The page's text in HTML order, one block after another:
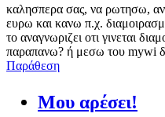
καλησπερα σας, να ρωτησω,
ευρω και κανω π.χ.
το αναγνωριζει οτι γινεται
παραπανω? ή μεσω του mywi
Παράθεση
Μου αρέσει!